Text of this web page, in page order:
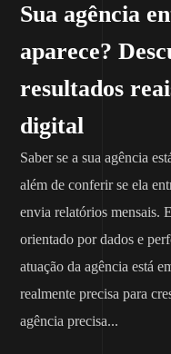
Sua agência
aparece?
resultados
digital
Saber se a sua agência
além de conferir se ela
envia relatórios mensais.
orientado por dados e
atuação da agência está
realmente precisa para
agência precisa...